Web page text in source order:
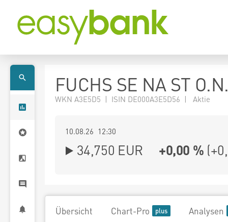
FUCHS SE NA ST
WKN A3E5D5 | ISIN DE000A3E5D56 | Aktie
10.08.26 12:30
34,750 EUR +0,00 % (
Übersicht Chart-Pro Analysen